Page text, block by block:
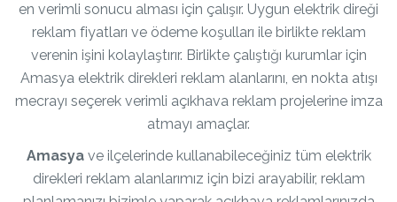
en verimli sonucu alması için çalışır. Uygun elektrik direği
reklam fiyatları ve ödeme koşulları ile birlikte reklam
verenin işini kolaylaştırır. Birlikte çalıştığı kurumlar için
Amasya elektrik direkleri reklam alanlarını, en nokta atışı
mecrayı seçerek verimli açıkhava reklam projelerine imza
atmayı amaçlar.
Amasya ve ilçelerinde kullanabileceğiniz tüm elektrik
direkleri reklam alanlarımız için bizi arayabilir, reklam